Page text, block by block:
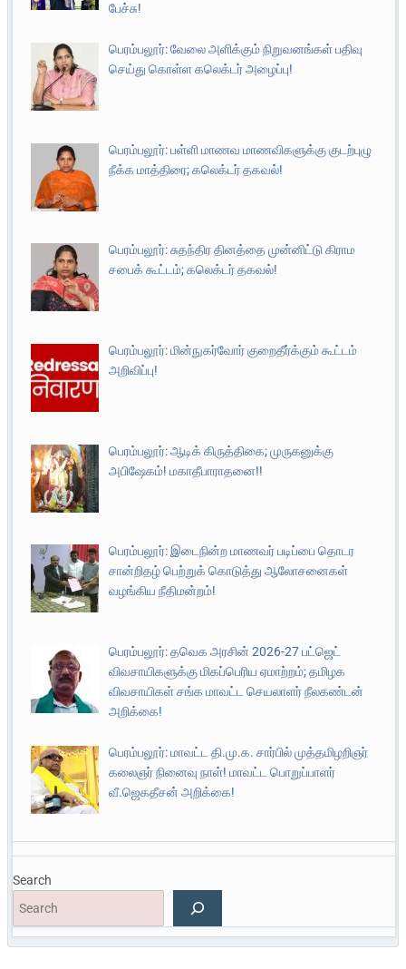
பேச்சு!
பெரம்பலூர்: வேலை அளிக்கும் நிறுவனங்கள் பதிவு
செய்து கொள்ள கலெக்டர் அழைப்பு!
பெரம்பலூர்: பள்ளி மாணவ மாணவிகளுக்கு குடற்புழு
நீக்க மாத்திரை; கலெக்டர் தகவல்!
பெரம்பலூர்: சுதந்திர தினத்தை முன்னிட்டு கிராம
சபைக் கூட்டம்; கலெக்டர் தகவல்!
பெரம்பலூர்: மின்நுகர்வோர் குறைதீர்க்கும் கூட்டம்
அறிவிப்பு!
பெரம்பலூர்: ஆடிக் கிருத்திகை; முருகனுக்கு
அபிஷேகம்! மகாதீபாராதனை!!
பெரம்பலூர்: இடைநின்ற மாணவர் படிப்பை தொடர
சான்றிதழ் பெற்றுக் கொடுத்து ஆலோசனைகள்
வழங்கிய நீதிமன்றம்!
பெரம்பலூர்: தவெக அரசின் 2026-27 பட்ஜெட்
விவசாயிகளுக்கு மிகப்பெரிய ஏமாற்றம்; தமிழக
விவசாயிகள் சங்க மாவட்ட செயலாளர் நீலகண்டன்
அறிக்கை!
பெரம்பலூர்: மாவட்ட தி.மு.க. சார்பில் முத்தமிழறிஞர்
கலைஞர் நினைவு நாள்! மாவட்ட பொறுப்பாளர்
வீ.ஜெகதீசன் அறிக்கை!
Search